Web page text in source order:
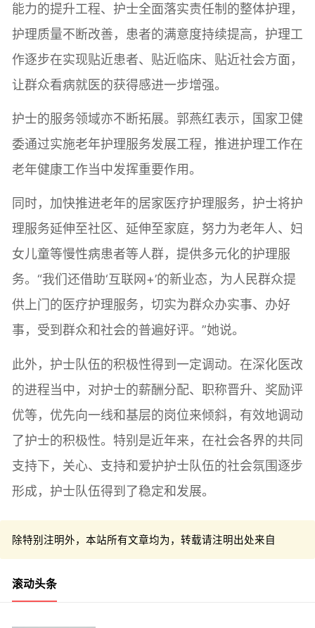
能力的提升工程、护士全面落实责任制的整体护理，
护理质量不断改善，患者的满意度持续提高，护理工
作逐步在实现贴近患者、贴近临床、贴近社会方面，
让群众看病就医的获得感进一步增强。
护士的服务领域亦不断拓展。郭燕红表示，国家卫健
委通过实施老年护理服务发展工程，推进护理工作在
老年健康工作当中发挥重要作用。
同时，加快推进老年的居家医疗护理服务，护士将护
理服务延伸至社区、延伸至家庭，努力为老年人、妇
女儿童等慢性病患者等人群，提供多元化的护理服
务。“我们还借助‘互联网+’的新业态，为人民群众提
供上门的医疗护理服务，切实为群众办实事、办好
事，受到群众和社会的普遍好评。”她说。
此外，护士队伍的积极性得到一定调动。在深化医改
的进程当中，对护士的薪酬分配、职称晋升、奖励评
优等，优先向一线和基层的岗位来倾斜，有效地调动
了护士的积极性。特别是近年来，在社会各界的共同
支持下，关心、支持和爱护护士队伍的社会氛围逐步
形成，护士队伍得到了稳定和发展。
除特别注明外，本站所有文章均为，转载请注明出处来自
滚动头条